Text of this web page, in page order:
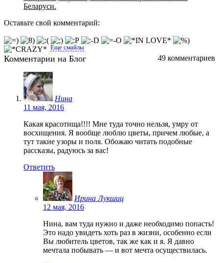
Беларуси.
Оставьте свой комментарий:
Еще смайлы
Комментарии на Блог 49 комментариев
Нина
11 мая, 2016
Какая красотища!!!! Мне туда точно нельзя, умру от
восхищения. Я вообще люблю цветы, причем любые, а
тут такие узоры и поля. Обожаю читать подобные
рассказы, радуюсь за вас!
Ответить
Ирина Лукшиц
12 мая, 2016
Нина, вам туда нужно и даже необходимо попасть!
Это надо увидеть хоть раз в жизни, особенно если
Вы любитель цветов, так же как и я. Я давно
мечтала побывать — и вот мечта осуществилась.